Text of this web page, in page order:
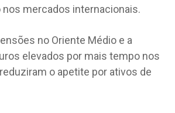
nos mercados internacionais.
no Oriente Médio e a
elevados por mais tempo nos
o apetite por ativos de